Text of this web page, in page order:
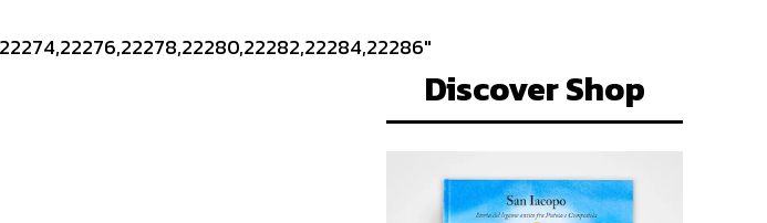
Discover Shop